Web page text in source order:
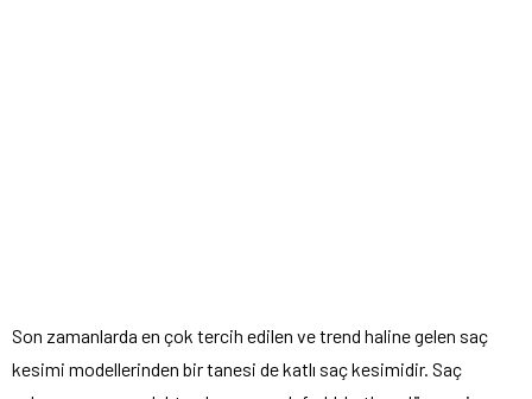
Son zamanlarda en çok tercih edilen ve trend haline gelen saç
kesimi modellerinden bir tanesi de katlı saç kesimidir. Saç